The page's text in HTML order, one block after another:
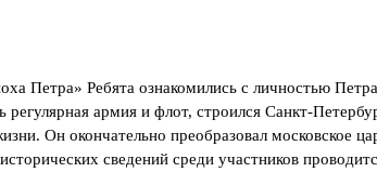
Петра» Ребята ознакомились с личностью
регулярная армия и флот, строился Санкт-
Он окончательно преобразовал
сведений среди участников